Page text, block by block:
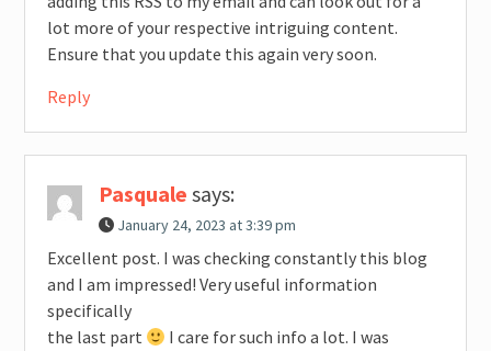
lot more of your respective intriguing content.
Ensure that you update this again very soon.
Reply
Pasquale says:
January 24, 2023 at 3:39 pm
Excellent post. I was checking constantly this blog
and I am impressed! Very useful information
specifically
the last part
I care for such info a lot. I was